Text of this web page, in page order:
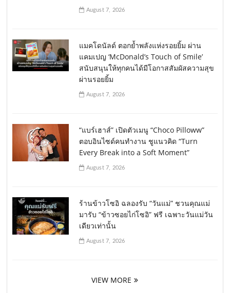
August 7, 2026
แมคโดนัลด์ ตอกย้ำพลังแห่งรอยยิ้ม ผ่าน
แคมเปญ ‘McDonald’s Touch of Smile’
สนับสนุนให้ทุกคนได้มีโอกาสสัมผัสความสุข
ผ่านรอยยิ้ม
August 7, 2026
“แบร์เฮาส์” เปิดตัวเมนู “Choco Pilloww”
ตอบอินไซด์คนทำงาน ชูแนวคิด “Turn
Every Break into a Soft Moment”
August 7, 2026
ร้านข้าวโซอิ ฉลองรับ “วันแม่” ชวนคุณแม่
มารับ “ข้าวซอยไก่โซอิ” ฟรี เฉพาะวันแม่วัน
เดียวเท่านั้น
August 7, 2026
VIEW MORE